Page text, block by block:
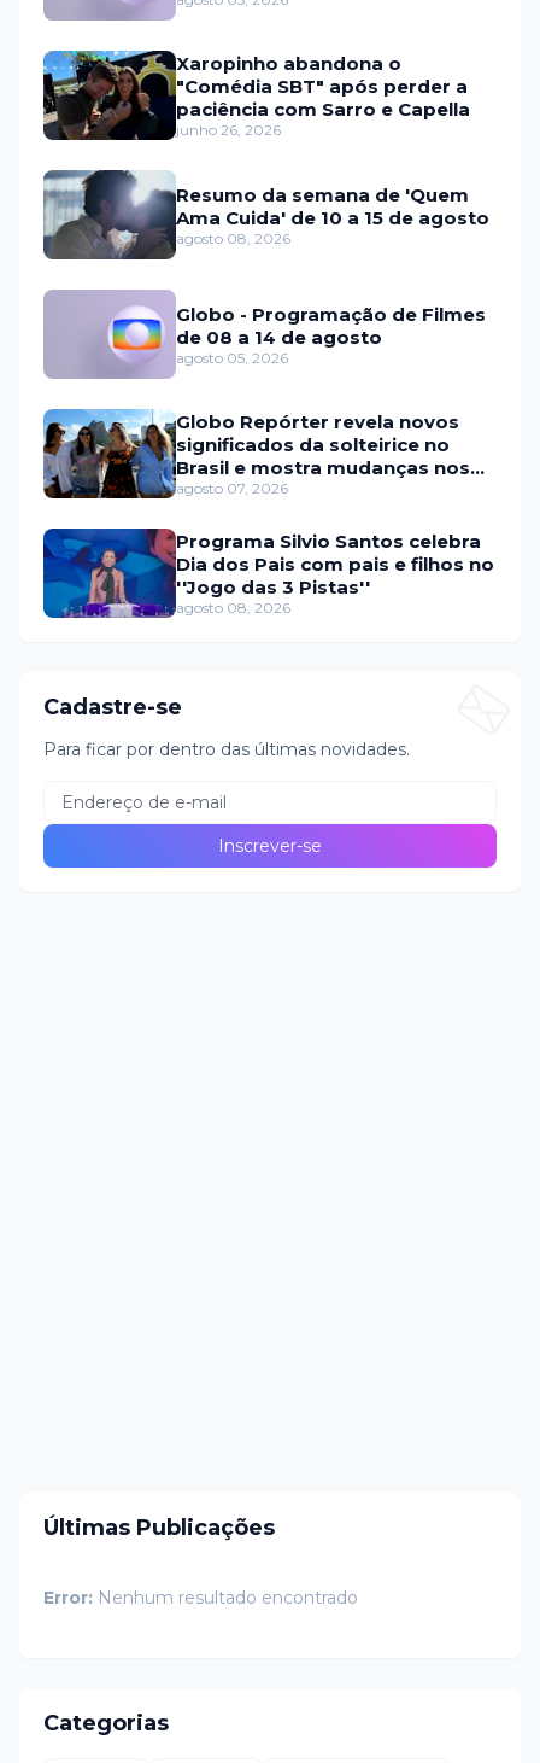
Xaropinho abandona o
"Comédia SBT" após perder a
paciência com Sarro e Capella
junho 26, 2026
Resumo da semana de 'Quem
Ama Cuida' de 10 a 15 de agosto
agosto 08, 2026
Globo - Programação de Filmes
de 08 a 14 de agosto
agosto 05, 2026
Globo Repórter revela novos
significados da solteirice no
Brasil e mostra mudanças nos
relacionamentos
agosto 07, 2026
Programa Silvio Santos celebra
Dia dos Pais com pais e filhos no
''Jogo das 3 Pistas''
agosto 08, 2026
Cadastre-se
Para ficar por dentro das últimas novidades.
Últimas Publicações
Error: Nenhum resultado encontrado
Categorias